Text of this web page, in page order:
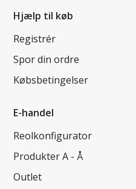
Hjælp til køb
Registrér
Spor din ordre
Købsbetingelser
E-handel
Reolkonfigurator
Produkter A - Å
Outlet